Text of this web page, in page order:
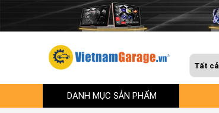
DANH MỤC SẢN PHẨM